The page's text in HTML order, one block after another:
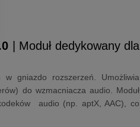
| Moduł dedykowany dla
w gniazdo rozszerzeń. Umożliwia
do wzmacniacza audio. Moduł
audio (np. aptX, AAC), co